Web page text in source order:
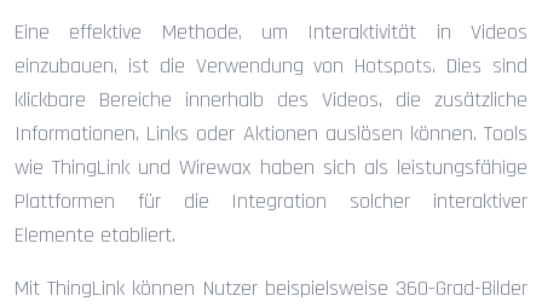
Eine effektive Methode, um Interaktivität in Videos
einzubauen, ist die Verwendung von Hotspots. Dies sind
klickbare Bereiche innerhalb des Videos, die zusätzliche
Informationen, Links oder Aktionen auslösen können. Tools
wie ThingLink und Wirewax haben sich als leistungsfähige
Plattformen für die Integration solcher interaktiver
Elemente etabliert.
Mit ThingLink können Nutzer beispielsweise 360-Grad-Bilder